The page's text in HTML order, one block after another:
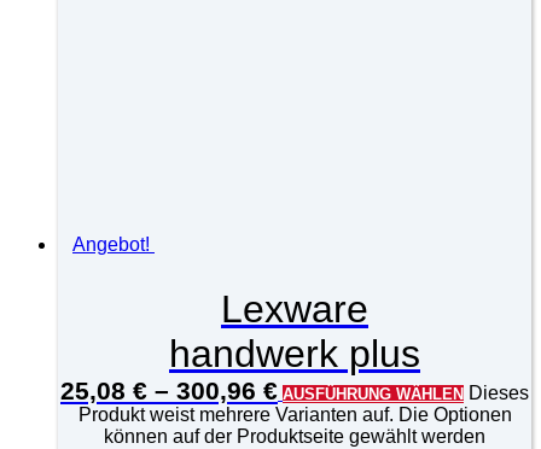
Angebot!
Lexware
handwerk plus
25,08 € – 300,96 € AUSFÜHRUNG WÄHLEN Dieses
Produkt weist mehrere Varianten auf. Die Optionen
können auf der Produktseite gewählt werden